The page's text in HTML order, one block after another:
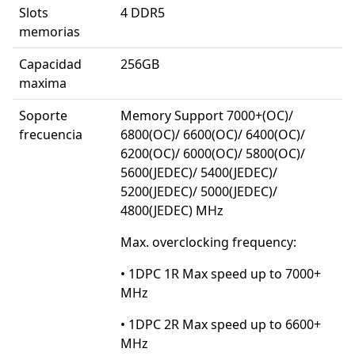
Slots
memorias
4 DDR5
Capacidad
maxima
256GB
Soporte
frecuencia
Memory Support 7000+(OC)/
6800(OC)/ 6600(OC)/ 6400(OC)/
6200(OC)/ 6000(OC)/ 5800(OC)/
5600(JEDEC)/ 5400(JEDEC)/
5200(JEDEC)/ 5000(JEDEC)/
4800(JEDEC) MHz
Max. overclocking frequency:
• 1DPC 1R Max speed up to 7000+
MHz
• 1DPC 2R Max speed up to 6600+
MHz